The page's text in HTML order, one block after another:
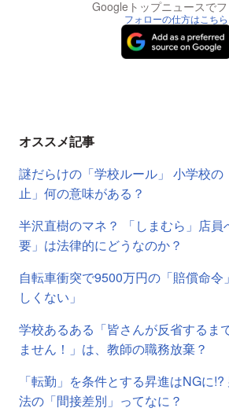
Googleトップニュースで
フォローの仕方はこちら
オススメ記事
謎だらけの「学校ルール」 小学校の
止」何の意味がある？
半沢直樹のマネ？ 「しまむら」店員
要」は法律的にどうなのか？
自転車衝突で9500万円の「賠償命令
しくない」
学校あるある「皆さんが反省するま
ません！」は、教師の職務放棄？
「転勤」を条件とする昇進はNGに
法の「間接差別」ってなに？